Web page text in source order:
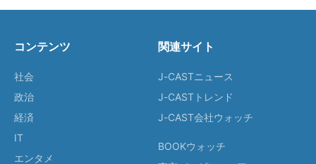
コンテンツ
社会
政治
経済
IT
エンタメ
関連サイト
J-CASTニュース
J-CASTトレンド
J-CAST会社ウォッチ
BOOKウォッチ